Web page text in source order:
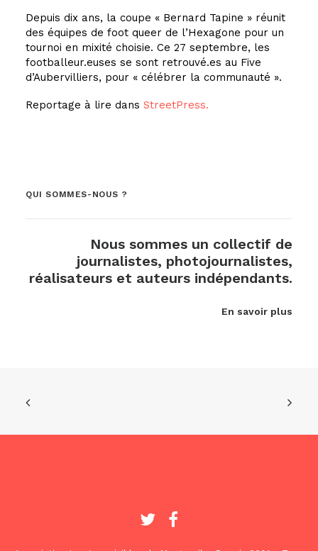
Depuis dix ans, la coupe « Bernard Tapine » réunit
des équipes de foot queer de l’Hexagone pour un
tournoi en mixité choisie. Ce 27 septembre, les
footballeur.euses se sont retrouvé.es au Five
d’Aubervilliers, pour « célébrer la communauté ».
Reportage à lire dans StreetPress.
QUI SOMMES-NOUS ?
Nous sommes un collectif de
journalistes, photojournalistes,
réalisateurs et auteurs indépendants.
En savoir plus